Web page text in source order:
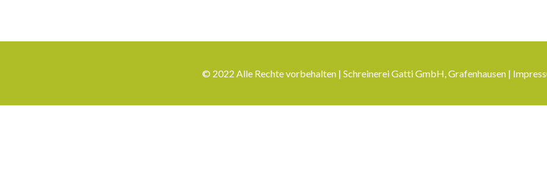
© 2022 Alle Rechte vorbehalten | Schreinerei Gatti GmbH, Grafenhausen |